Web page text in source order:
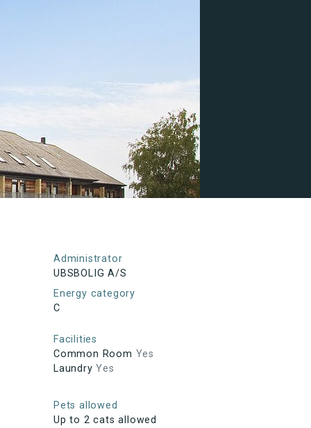
Administrator
UBSBOLIG A/S
Energy category
C
Facilities
Common Room Yes
Laundry Yes
Pets allowed
Up to 2 cats allowed